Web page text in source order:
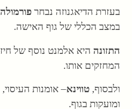
בעזרת הדיאגנוזה נבחר
במצב הכללי של גוף האישה.
התזונה היא אלמנט נוסף של
המחזקים אותו.
ולבסוף, טווינא– אומנות
ומועקות בגוף.